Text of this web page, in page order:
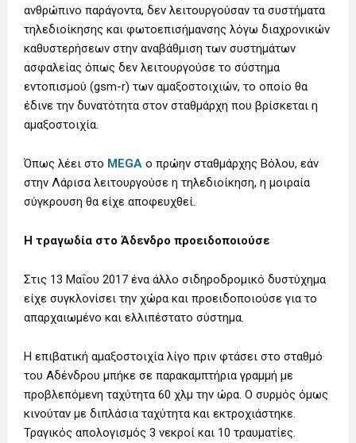
ανθρώπινο παράγοντα, δεν λειτουργούσαν τα συστήματα
τηλεδιοίκησης και φωτοεπισήμανσης λόγω διαχρονικών
καθυστερήσεων στην αναβάθμιση των συστημάτων
ασφαλείας όπως δεν λειτουργούσε το σύστημα
εντοπισμού (gsm-r) των αμαξοστοιχιών, το οποίο θα
έδινε την δυνατότητα στον σταθμάρχη που βρίσκεται η
αμαξοστοιχία.
Όπως λέει στο MEGA ο πρώην σταθμάρχης Βόλου, εάν
στην Λάρισα λειτουργούσε η τηλεδιοίκηση, η μοιραία
σύγκρουση θα είχε αποφευχθεί.
Η τραγωδία στο Άδενδρο προειδοποιούσε
Στις 13 Μαΐου 2017 ένα άλλο σιδηροδρομικό δυστύχημα
είχε συγκλονίσει την χώρα και προειδοποιούσε για το
απαρχαιωμένο και ελλιπέστατο σύστημα.
Η επιβατική αμαξοστοιχία λίγο πριν φτάσει στο σταθμό
του Αδένδρου μπήκε σε παρακαμπτήρια γραμμή με
προβλεπόμενη ταχύτητα 60 χλμ την ώρα. Ο συρμός όμως
κινούταν με διπλάσια ταχύτητα και εκτροχιάστηκε.
Τραγικός απολογισμός 3 νεκροί και 10 τραυματίες.